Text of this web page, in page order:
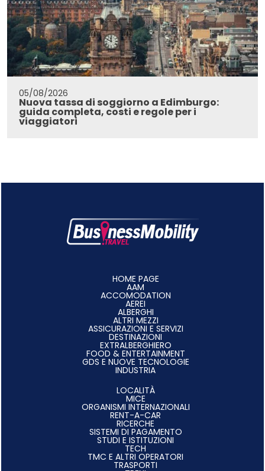
05/08/2026
Nuova tassa di soggiorno a Edimburgo:
guida completa, costi e regole per i
viaggiatori
HOME PAGE
AAM
ACCOMODATION
AEREI
ALBERGHI
ALTRI MEZZI
ASSICURAZIONI E SERVIZI
DESTINAZIONI
EXTRALBERGHIERO
FOOD & ENTERTAINMENT
GDS E NUOVE TECNOLOGIE
INDUSTRIA
LOCALITÀ
MICE
ORGANISMI INTERNAZIONALI
RENT-A-CAR
RICERCHE
SISTEMI DI PAGAMENTO
STUDI E ISTITUZIONI
TECH
TMC E ALTRI OPERATORI
TRASPORTI